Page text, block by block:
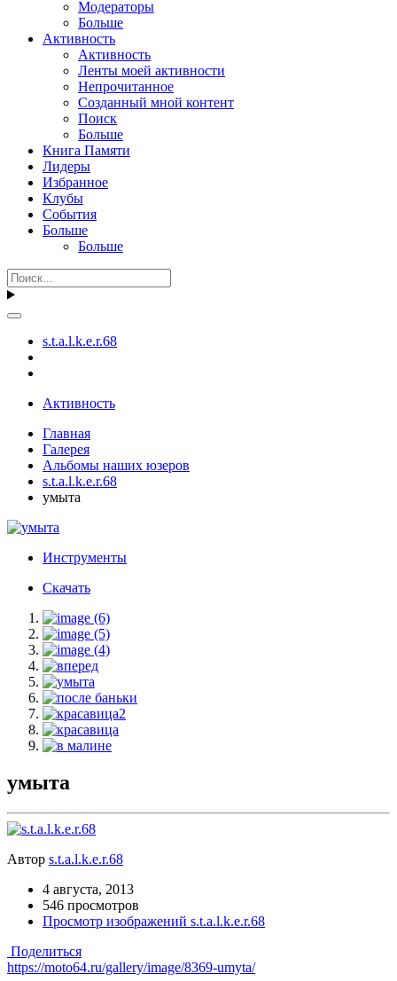
Модераторы
Больше
Активность
Активность
Ленты моей активности
Непрочитанное
Созданный мной контент
Поиск
Больше
Книга Памяти
Лидеры
Избранное
Клубы
События
Больше
Больше
s.t.a.l.k.e.r.68
Активность
Главная
Галерея
Альбомы наших юзеров
s.t.a.l.k.e.r.68
умыта
Инструменты
Скачать
умыта
Автор s.t.a.l.k.e.r.68
4 августа, 2013
546 просмотров
Просмотр изображений s.t.a.l.k.e.r.68
Поделиться
https://moto64.ru/gallery/image/8369-umyta/